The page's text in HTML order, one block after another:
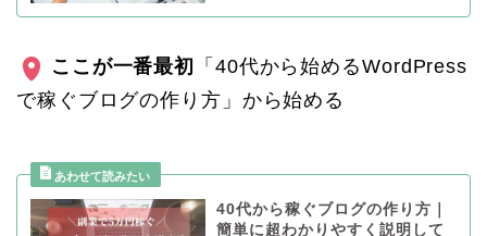
ここが一番最初 「40代から始めるWordPress
で稼ぐブログの作り方」から始める
40代から稼ぐブログの作り方｜
簡単に超わかりやすく説明して